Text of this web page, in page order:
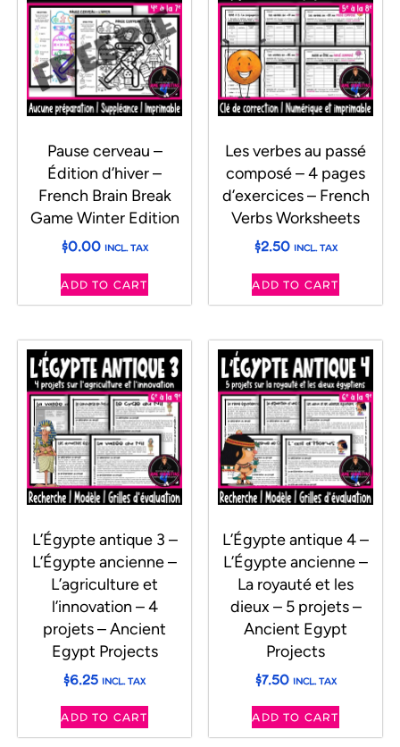
Pause cerveau –
Édition d’hiver –
French Brain Break
Game Winter Edition
$0.00 INCL. TAX
ADD TO CART
Les verbes au passé
composé – 4 pages
d’exercices – French
Verbs Worksheets
$2.50 INCL. TAX
ADD TO CART
L’Égypte antique 3 –
L’Égypte ancienne –
L’agriculture et
l’innovation – 4
projets – Ancient
Egypt Projects
$6.25 INCL. TAX
ADD TO CART
L’Égypte antique 4 –
L’Égypte ancienne –
La royauté et les
dieux – 5 projets –
Ancient Egypt
Projects
$7.50 INCL. TAX
ADD TO CART